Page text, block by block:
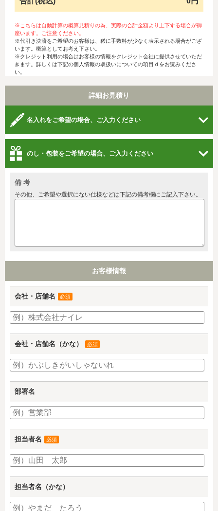
※こちらは自動計算の概算見積りの為、実際の合計金額より上下する場合が御
座います。ご注意ください。
※代引き決済をご希望のお客様は、稀に手数料が少なく表示される場合がござ
います。概算としてお考え下さい。
※クレジット利用の場合はお客様の情報をクレジット会社に提供させていただ
きます。詳しくは下記の個人情報の取扱いについての項目ｄをお読みくださ
い。
詳細お見積り
名入れをご希望の場合、ご入力ください
のし・包装をご希望の場合、ご入力ください
備 考
その他、ご希望や選択にない仕様などは下記の備考欄にご記入下さい。
お客様情報
会社・店舗名 必須
会社・店舗名（かな） 必須
部署名
担当者名 必須
担当者名（かな）